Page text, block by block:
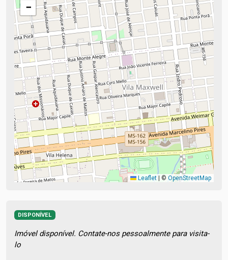
−
Leaflet | © OpenStreetMap
DISPONÍVEL
Imóvel disponível. Contate-nos pessoalmente para visita-
lo